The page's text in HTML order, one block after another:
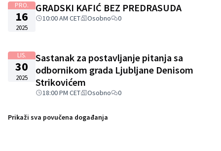
PRO.
16
2025
GRADSKI KAFIĆ BEZ PREDRASUDA
10:00 AM CET Osobno 0
LIS.
30
2025
Sastanak za postavljanje pitanja sa
odbornikom grada Ljubljane Denisom
Strikovićem
18:00 PM CET Osobno 0
Prikaži sva povučena događanja